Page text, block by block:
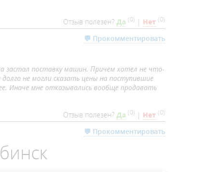
Отзыв полезен? Да (0) | Нет (0)
💬 Прокомментировать
застал поставку машин. Причем хотел не что-
не могли сказать цены на поступившие
Иначе мне отказывались вообще продавать
Отзыв полезен? Да (0) | Нет (0)
💬 Прокомментировать